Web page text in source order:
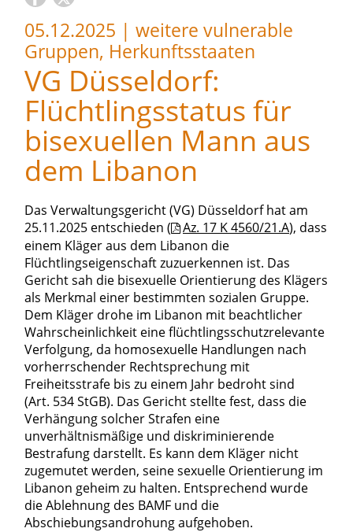
05.12.2025 | weitere vulnerable
Gruppen, Herkunftsstaaten
VG Düsseldorf:
Flüchtlingsstatus für
bisexuellen Mann aus
dem Libanon
Das Verwaltungsgericht (VG) Düsseldorf hat am
25.11.2025 entschieden (
Az. 17 K 4560/21.A), dass
einem Kläger aus dem Libanon die
Flüchtlingseigenschaft zuzuerkennen ist. Das
Gericht sah die bisexuelle Orientierung des Klägers
als Merkmal einer bestimmten sozialen Gruppe.
Dem Kläger drohe im Libanon mit beachtlicher
Wahrscheinlichkeit eine flüchtlingsschutzrelevante
Verfolgung, da homosexuelle Handlungen nach
vorherrschender Rechtsprechung mit
Freiheitsstrafe bis zu einem Jahr bedroht sind
(Art. 534 StGB). Das Gericht stellte fest, dass die
Verhängung solcher Strafen eine
unverhältnismäßige und diskriminierende
Bestrafung darstellt. Es kann dem Kläger nicht
zugemutet werden, seine sexuelle Orientierung im
Libanon geheim zu halten. Entsprechend wurde
die Ablehnung des BAMF und die
Abschiebungsandrohung aufgehoben.